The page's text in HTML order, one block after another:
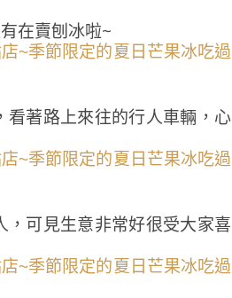
在賣刨冰啦~
著路上來往的行人車輛，心
可見生意非常好很受大家喜